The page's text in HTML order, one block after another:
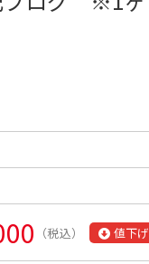
（税込） 値下げ